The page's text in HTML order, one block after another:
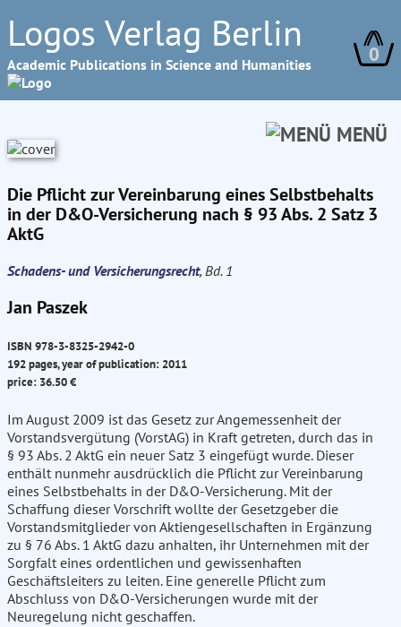
Logos Verlag Berlin
Academic Publications in Science and Humanities 0
MENÜ
Die Pflicht zur Vereinbarung eines Selbstbehalts
in der D&O-Versicherung nach § 93 Abs. 2 Satz 3
AktG
Schadens- und Versicherungsrecht, Bd. 1
Jan Paszek
ISBN 978-3-8325-2942-0
192 pages, year of publication: 2011
price: 36.50 €
Im August 2009 ist das Gesetz zur Angemessenheit der
Vorstandsvergütung (VorstAG) in Kraft getreten, durch das in
§ 93 Abs. 2 AktG ein neuer Satz 3 eingefügt wurde. Dieser
enthält nunmehr ausdrücklich die Pflicht zur Vereinbarung
eines Selbstbehalts in der D&O-Versicherung. Mit der
Schaffung dieser Vorschrift wollte der Gesetzgeber die
Vorstandsmitglieder von Aktiengesellschaften in Ergänzung
zu § 76 Abs. 1 AktG dazu anhalten, ihr Unternehmen mit der
Sorgfalt eines ordentlichen und gewissenhaften
Geschäftsleiters zu leiten. Eine generelle Pflicht zum
Abschluss von D&O-Versicherungen wurde mit der
Neuregelung nicht geschaffen.